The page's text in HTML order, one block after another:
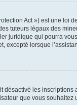
Act ») est une loi
tuteurs légaux des
juridique qui pourra
excepté lorsque
désactivé les
que vous